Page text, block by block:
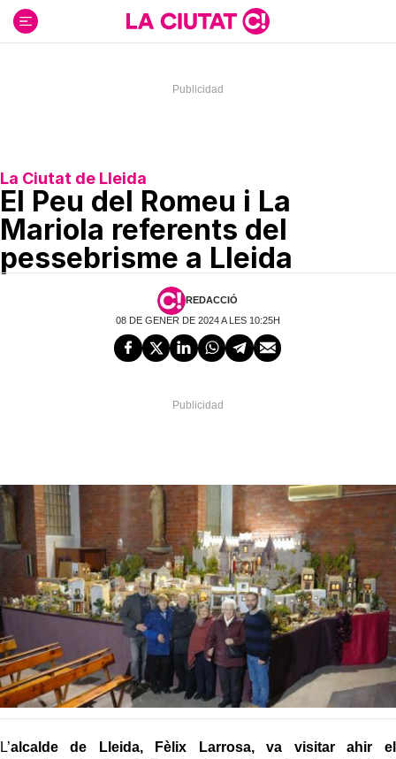
contenido
La Ciutat de Lleida
El Peu del Romeu i La
Mariola referents del
pessebrisme a Lleida
REDACCIÓ
08 DE GENER DE 2024 A LES 10:25H
L’alcalde de Lleida, Fèlix Larrosa, va visitar ahir el